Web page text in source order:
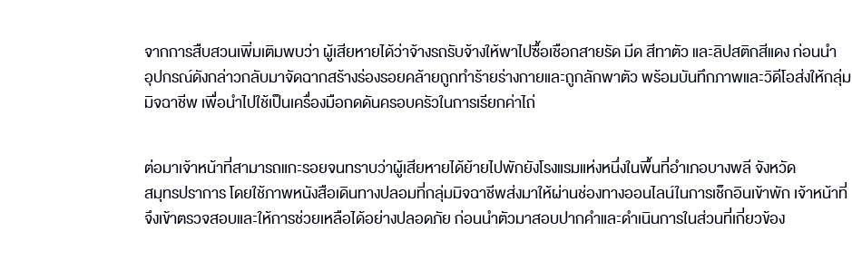
จากการสืบสวนเพิ่มเติมพบว่า ผู้เสียหายได้ว่าจ้างรถรับจ้างให้พาไปซื้อเชือกสายรัด มีด สีทาตัว และลิปสติกสีแดง ก่อนนำ
อุปกรณ์ดังกล่าวกลับมาจัดฉากสร้างร่องรอยคล้ายถูกทำร้ายร่างกายและถูกลักพาตัว พร้อมบันทึกภาพและวิดีโอส่งให้กลุ่ม
มิจฉาชีพ เพื่อนำไปใช้เป็นเครื่องมือกดดันครอบครัวในการเรียกค่าไถ่
ต่อมาเจ้าหน้าที่สามารถแกะรอยจนทราบว่าผู้เสียหายได้ย้ายไปพักยังโรงแรมแห่งหนึ่งในพื้นที่อำเภอบางพลี จังหวัด
สมุทรปราการ โดยใช้ภาพหนังสือเดินทางปลอมที่กลุ่มมิจฉาชีพส่งมาให้ผ่านช่องทางออนไลน์ในการเช็กอินเข้าพัก เจ้าหน้าที่
จึงเข้าตรวจสอบและให้การช่วยเหลือได้อย่างปลอดภัย ก่อนนำตัวมาสอบปากคำและดำเนินการในส่วนที่เกี่ยวข้อง